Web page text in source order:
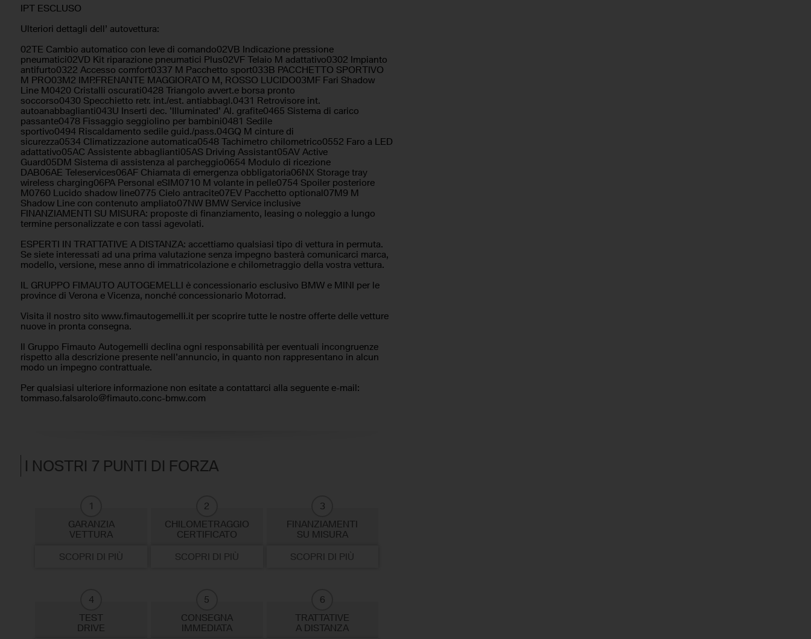
Sedili sportivi
Sensori di parcheggio posteriori
Sistema di avviso di distanza
Sistema di chiamata d'emergenza
Sistema di navigazione
Sistema di riconoscimento della stanchezza
Sospensioni sportive
Specchietti laterali elettrici
Specchietto retrovisore con funzione
antiabbagliamento
Telecamera per parcheggio assistito
Touch screen
Vetri oscurati
Volante in pelle
Volante multifunzione
IPT ESCLUSO
Ulteriori dettagli dell’ autovettura:
02TE Cambio automatico con leve di comando02VB Indicazione pressione
pneumatici02VD Kit riparazione pneumatici Plus02VF Telaio M adattativo0302 Impianto
antifurto0322 Accesso comfort0337 M Pacchetto sport033B PACCHETTO SPORTIVO
M PRO03M2 IMP.FRENANTE MAGGIORATO M, ROSSO LUCIDO03MF Fari Shadow
Line M0420 Cristalli oscurati0428 Triangolo avvert.e borsa pronto
soccorso0430 Specchietto retr. int./est. antiabbagl.0431 Retrovisore int.
autoanabbaglianti043U Inserti dec. 'Illuminated' Al. grafite0465 Sistema di carico
passante0478 Fissaggio seggiolino per bambini0481 Sedile
sportivo0494 Riscaldamento sedile guid./pass.04GQ M cinture di
sicurezza0534 Climatizzazione automatica0548 Tachimetro chilometrico0552 Faro a LED
adattativo05AC Assistente abbaglianti05AS Driving Assistant05AV Active
Guard05DM Sistema di assistenza al parcheggio0654 Modulo di ricezione
DAB06AE Teleservices06AF Chiamata di emergenza obbligatoria06NX Storage tray
wireless charging06PA Personal eSIM0710 M volante in pelle0754 Spoiler posteriore
M0760 Lucido shadow line0775 Cielo antracite07EV Pacchetto optional07M9 M
Shadow Line con contenuto ampliato07NW BMW Service inclusive
FINANZIAMENTI SU MISURA: proposte di finanziamento, leasing o noleggio a lungo
termine personalizzate e con tassi agevolati.
ESPERTI IN TRATTATIVE A DISTANZA: accettiamo qualsiasi tipo di vettura in permuta.
Se siete interessati ad una prima valutazione senza impegno basterà comunicarci marca,
modello, versione, mese anno di immatricolazione e chilometraggio della vostra vettura.
IL GRUPPO FIMAUTO AUTOGEMELLI è concessionario esclusivo BMW e MINI per le
province di Verona e Vicenza, nonché concessionario Motorrad.
Visita il nostro sito www.fimautogemelli.it per scoprire tutte le nostre offerte delle vetture
nuove in pronta consegna.
Il Gruppo Fimauto Autogemelli declina ogni responsabilità per eventuali incongruenze
rispetto alla descrizione presente nell'annuncio, in quanto non rappresentano in alcun
modo un impegno contrattuale.
Per qualsiasi ulteriore informazione non esitate a contattarci alla seguente e-mail:
tommaso.falsarolo@fimauto.conc-bmw.com
I NOSTRI 7 PUNTI DI FORZA
1
GARANZIA
VETTURA
SCOPRI DI PIÙ
2
CHILOMETRAGGIO
CERTIFICATO
SCOPRI DI PIÙ
3
FINANZIAMENTI
SU MISURA
SCOPRI DI PIÙ
4
TEST
DRIVE
5
CONSEGNA
IMMEDIATA
6
TRATTATIVE
A DISTANZA